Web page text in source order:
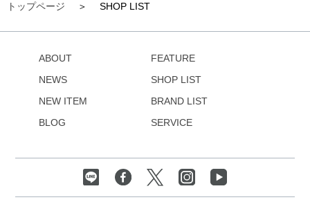
トップページ SHOP LIST
ABOUT
NEWS
NEW ITEM
BLOG
FEATURE
SHOP LIST
BRAND LIST
SERVICE